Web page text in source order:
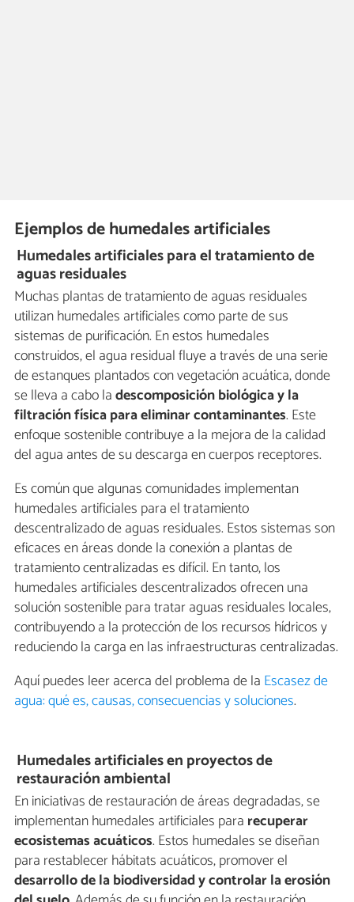
Ejemplos de humedales artificiales
Humedales artificiales para el tratamiento de
aguas residuales
Muchas plantas de tratamiento de aguas residuales
utilizan humedales artificiales como parte de sus
sistemas de purificación. En estos humedales
construidos, el agua residual fluye a través de una serie
de estanques plantados con vegetación acuática, donde
se lleva a cabo ladescomposición biológica y la
filtración física para eliminar contaminantes. Este
enfoque sostenible contribuye a la mejora de la calidad
del agua antes de su descarga en cuerpos receptores.
Es común que algunas comunidades implementan
humedales artificiales para el tratamiento
descentralizado de aguas residuales. Estos sistemas son
eficaces en áreas donde la conexión a plantas de
tratamiento centralizadas es difícil. En tanto, los
humedales artificiales descentralizados ofrecen una
solución sostenible para tratar aguas residuales locales,
contribuyendo a la protección de los recursos hídricos y
reduciendo la carga en las infraestructuras centralizadas.
Aquí puedes leer acerca del problema de la Escasez de
agua: qué es, causas, consecuencias y soluciones.
Humedales artificiales en proyectos de
restauración ambiental
En iniciativas de restauración de áreas degradadas, se
implementan humedales artificiales para recuperar
ecosistemas acuáticos. Estos humedales se diseñan
para restablecer hábitats acuáticos, promover el
desarrollo de la biodiversidad y controlar la erosión